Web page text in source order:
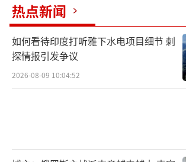
热点新闻
如何看待印度打听雅下水电项目细节 刺
探情报引发争议
2026-08-09 10:04:52